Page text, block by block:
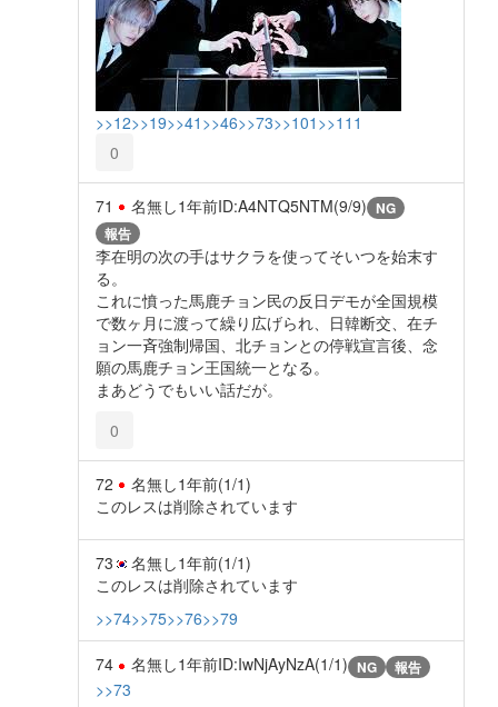
>>12>>19>>41 >>46>>73>>101 >>111
0
71 名無し1年前ID:A4NTQ5NTM(9/9) NG
報告
李在明の次の手はサクラを使ってそいつを始末す
る。
これに憤った馬鹿チョン民の反日デモが全国規模
で数ヶ月に渡って繰り広げられ、日韓断交、在チ
ョン一斉強制帰国、北チョンとの停戦宣言後、念
願の馬鹿チョン王国統一となる。
まあどうでもいい話だが。
0
72 名無し1年前(1/1)
このレスは削除されています
73 名無し1年前(1/1)
このレスは削除されています
>>74>>75>>76>>79
74 名無し1年前ID:IwNjAyNzA(1/1) NG 報告
>>73